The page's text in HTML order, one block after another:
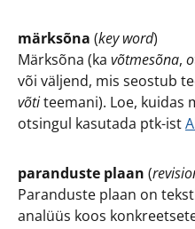
märksõna (key word)
Märksõna (ka võtmesõna,
või väljend, mis seostub
võtiteemani). Loe, kuidas
otsingul kasutada ptk-ist
paranduste plaan (
Paranduste plaan on
analüüs koos